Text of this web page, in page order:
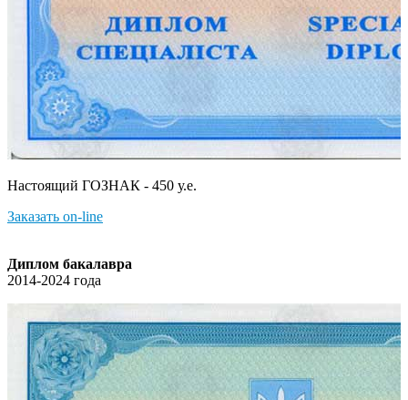
Настоящий ГОЗНАК - 450 у.е.
Заказать on-line
Диплом бакалавра
2014-2024 года